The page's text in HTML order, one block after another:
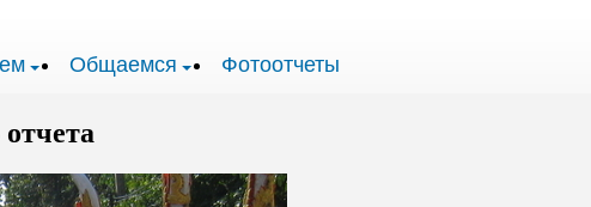
Общаемся
Фотоотчеты